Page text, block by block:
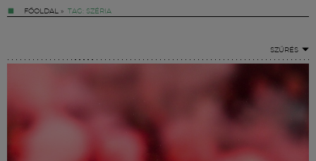
FŐOLDAL » TAG: SZÉRIA
SZŰRÉS
Jegyek
FM YouTube +